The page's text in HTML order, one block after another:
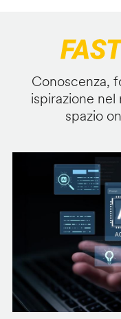
Conoscenza,
ispirazione
spazio